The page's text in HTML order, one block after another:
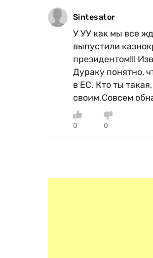
Sintesator
У УУ как мы все
выпустили
президентом!!!
Дураку понятно,
в ЕС. Кто ты
своим.Совсем
0 0